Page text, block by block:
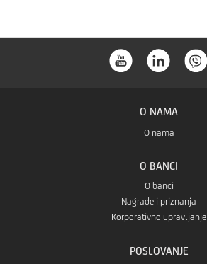
O NAMA
O nama
O BANCI
O banci
Nagrade i priznanja
Korporativno upravljanje
POSLOVANJE